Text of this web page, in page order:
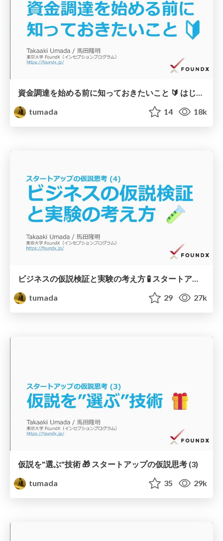
資金調達を始める前に知っておきたいこと 🔰 はじめての資金調達 (1) 💰
tumada
14 18k
tumada
29 27k
仮説を"選ぶ"技術 🎁 スタートアップの仮説思考 (3)
tumada
35 29k